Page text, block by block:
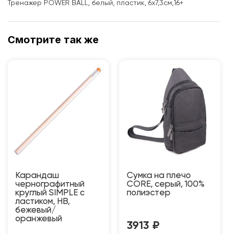
Тренажер POWER BALL, белый, пластик, 6х7,3см,16+
Смотрите так же
Карандаш
чернографитный
круглый SIMPLE с
ластиком, HB,
бежевый/
оранжевый
Сумка на плечо
CORE, серый, 100%
полиэстер
3913 ₽